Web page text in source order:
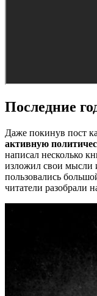
Последние
Даже покинув пост
активную
написал несколько
изложил свои мысли
пользовались
читатели разобрали